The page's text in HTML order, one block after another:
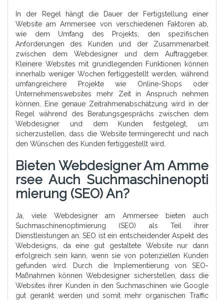
In der Regel hängt die Dauer der Fertigstellung einer
Website am Ammersee von verschiedenen Faktoren ab,
wie dem Umfang des Projekts, den spezifischen
Anforderungen des Kunden und der Zusammenarbeit
zwischen dem Webdesigner und dem Auftraggeber.
Kleinere Websites mit grundlegenden Funktionen können
innerhalb weniger Wochen fertiggestellt werden, während
umfangreichere Projekte wie Online-Shops oder
Unternehmenswebsites mehr Zeit in Anspruch nehmen
können. Eine genaue Zeitrahmenabschätzung wird in der
Regel während des Beratungsgesprächs zwischen dem
Webdesigner und dem Kunden festgelegt, um
sicherzustellen, dass die Website termingerecht und nach
den Wünschen des Kunden fertiggestellt wird.
Bieten Webdesigner Am Amme
Rsee Auch Suchmaschinenopti
Mierung (SEO) An?
Ja, viele Webdesigner am Ammersee bieten auch
Suchmaschinenoptimierung (SEO) als Teil ihrer
Dienstleistungen an. SEO ist ein entscheidender Aspekt des
Webdesigns, da eine gut gestaltete Website nur dann
erfolgreich sein kann, wenn sie von potenziellen Kunden
gefunden wird. Durch die Implementierung von SEO-
Maßnahmen können Webdesigner sicherstellen, dass die
Websites ihrer Kunden in den Suchmaschinen wie Google
gut gerankt werden und somit mehr organischen Traffic